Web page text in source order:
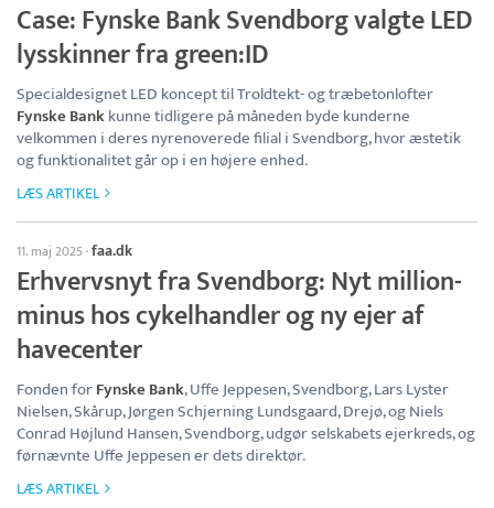
Case: Fynske Bank Svendborg valgte LED
lysskinner fra green:ID
Specialdesignet LED koncept til Troldtekt- og træbetonlofter
Fynske Bankkunne tidligere på måneden byde kunderne
velkommen i deres nyrenoverede filial i Svendborg, hvor æstetik
og funktionalitet går op i en højere enhed.
LÆS ARTIKEL
11. maj 2025·faa.dk
Erhvervsnyt fra Svendborg: Nyt million-
minus hos cykelhandler og ny ejer af
havecenter
Fonden forFynske Bank, Uffe Jeppesen, Svendborg, Lars Lyster
Nielsen, Skårup, Jørgen Schjerning Lundsgaard, Drejø, og Niels
Conrad Højlund Hansen, Svendborg, udgør selskabets ejerkreds, og
førnævnte Uffe Jeppesen er dets direktør.
LÆS ARTIKEL